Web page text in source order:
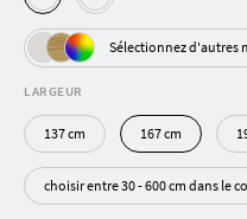
Sélectionnez d'autres
LARGEUR
137 cm 167 cm
choisir entre 30 - 600 cm dans le